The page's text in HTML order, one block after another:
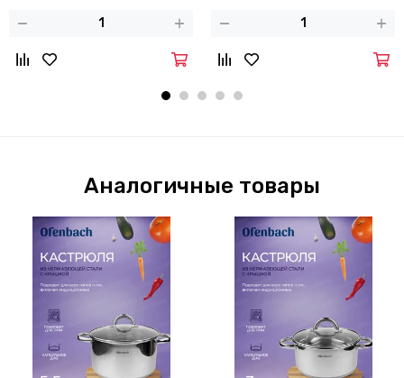
Аналогичные товары